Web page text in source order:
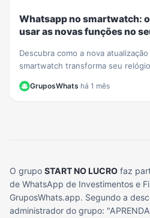
Whatsapp no smartwatch:
usar as novas funções no
Descubra como a nova
smartwatch transforma seu
GruposWhats·há 1 mês
O grupo START NO LUCRO faz
de WhatsApp de Investimentos e
GruposWhats.app. Segundo a
administrador do grupo: